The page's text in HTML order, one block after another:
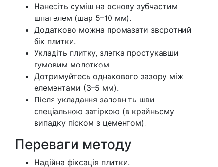
Нанесіть суміш на основу зубчастим
шпателем (шар 5–10 мм).
Додатково можна промазати зворотний
бік плитки.
Укладіть плитку, злегка простукавши
гумовим молотком.
Дотримуйтесь однакового зазору між
елементами (3–5 мм).
Після укладання заповніть шви
спеціальною затіркою (в крайньому
випадку піском з цементом).
Переваги методу
Надійна фіксація плитки.